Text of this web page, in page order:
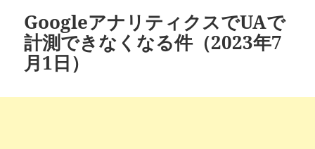
GoogleアナリティクスでUAで
計測できなくなる件（2023年7
月1日）